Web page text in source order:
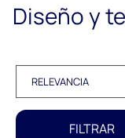
Diseño y
FILTRAR